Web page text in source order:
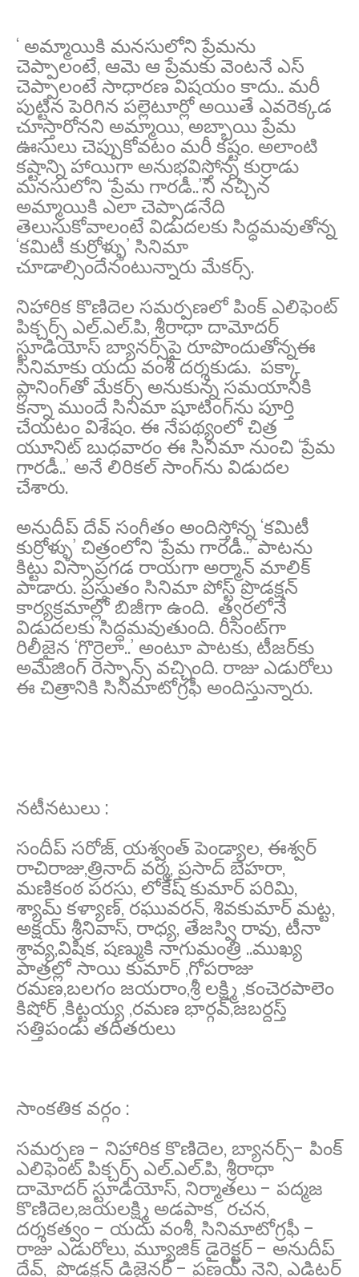
‘ అమ్మాయికి మనసులోని ప్రేమను
చెప్పాలంటే, ఆమె ఆ ప్రేమకు వెంటనే ఎస్
చెప్పాలంటే సాధార‌ణ విష‌యం కాదు.. మ‌రీ
పుట్టిన పెరిగిన ప‌ల్లెటూర్లో అయితే ఎవ‌రెక్క‌డ
చూస్తారోన‌ని అమ్మాయి, అబ్బాయి ప్రేమ
ఊసులు చెప్పుకోవ‌టం మ‌రీ క‌ష్టం. అలాంటి
క‌ష్టాన్ని హాయిగా అనుభ‌విస్తోన్న కుర్రాడు
మ‌న‌సులోని ‘ప్రేమ గారడీ..’ని న‌చ్చిన
అమ్మాయికి ఎలా చెప్పాడ‌నేది
తెలుసుకోవాలంటే విడుద‌ల‌కు సిద్ధ‌మ‌వుతోన్న
‘కమిటీ కుర్రోళ్ళు’ సినిమా
చూడాల్సిందేనంటున్నారు మేకర్స్.
నిహారిక కొణిదెల సమర్పణలో పింక్ ఎలిఫెంట్
పిక్చర్స్ ఎల్.ఎల్.పి, శ్రీరాధా దామోదర్
స్టూడియోస్ బ్యానర్స్‌పై రూపొందుతోన్నఈ
సినిమాకు య‌దు వంశీ ద‌ర్శ‌కుడు. ప‌క్కా
ప్లానింగ్‌తో మేక‌ర్స్ అనుకున్న స‌మ‌యానికి
క‌న్నా ముందే సినిమా షూటింగ్‌ను పూర్తి
చేయ‌టం విశేషం. ఈ నేపథ్యంలో చిత్ర
యూనిట్ బుధ‌వారం ఈ సినిమా నుంచి ‘ప్రేమ
గారడీ..’ అనే లిరికల్ సాంగ్‌ను విడుదల
చేశారు.
అనుదీప్ దేవ్ సంగీతం అందిస్తోన్న ‘కమిటీ
కుర్రోళ్ళు’ చిత్రంలోని ‘ప్రేమ గారడీ..’ పాటను
కిట్టు విస్సాప్రగడ రాయగా అర్మాన్ మాలిక్
పాడారు. ప్ర‌స్తుతం సినిమా పోస్ట్ ప్రొడ‌క్ష‌న్
కార్య‌క్ర‌మాల్లో బిజీగా ఉంది. త్వరలోనే
విడుదలకు సిద్ధమవుతుంది. రీసెంట్‌గా
రిలీజైన ‘గొర్రెలా..’ అంటూ పాటకు, టీజ‌ర్‌కు
అమేజింగ్ రెస్పాన్స్ వచ్చింది. రాజు ఎడురోలు
ఈ చిత్రానికి సినిమాటోగ్ర‌ఫీ అందిస్తున్నారు.
నటీనటులు :
సందీప్ సరోజ్, యశ్వంత్ పెండ్యాల, ఈశ్వర్
రాచిరాజు,త్రినాద్ వర్మ, ప్రసాద్ బెహరా,
మణికంఠ పరసు, లోకేష్ కుమార్ పరిమి,
శ్యామ్ కళ్యాణ్, రఘువరన్, శివకుమార్ మట్ట,
అక్షయ్ శ్రీనివాస్, రాధ్య, తేజస్వి రావు, టీనా
శ్రావ్య,విషిక, షణ్ముకి నాగుమంత్రి ..ముఖ్య
పాత్రల్లో సాయి కుమార్ ,గోపరాజు
రమణ,బలగం జయరాం,శ్రీ లక్ష్మి ,కంచెరపాలెం
కిషోర్ ,కిట్టయ్య ,రమణ భార్గవ్,జబర్దస్త్
సత్తిపండు తదితరులు
సాంకతిక వర్గం :
సమర్పణ - నిహారిక కొణిదెల, బ్యానర్స్- పింక్
ఎలిఫెంట్ పిక్చర్స్ ఎల్.ఎల్.పి, శ్రీరాధా
దామోదర్ స్టూడియోస్, నిర్మాతలు - పద్మజ
కొణిదెల,జయలక్ష్మి అడపాక, రచన,
దర్శకత్వం - యదు వంశీ, సినిమాటోగ్రఫీ -
రాజు ఎడురోలు, మ్యూజిక్ డైరెక్టర్ - అనుదీప్
దేవ్, ప్రొడక్షన్ డిజైనర్ - ప్రణయ్ నైని, ఎడిటర్